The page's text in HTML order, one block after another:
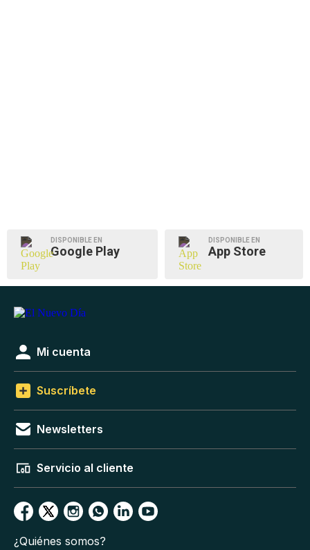
DISPONIBLE EN
Google Play
DISPONIBLE EN
App Store
Mi cuenta
Suscríbete
Newsletters
Servicio al cliente
¿Quiénes somos?